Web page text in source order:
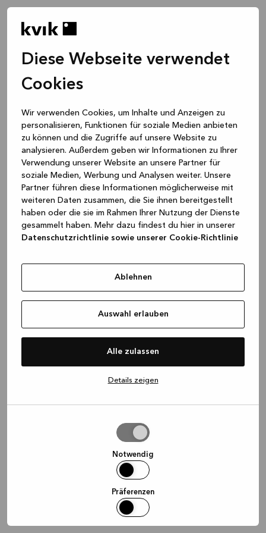
Diese Webseite verwendet
Cookies
Wir verwenden Cookies, um Inhalte und Anzeigen zu
personalisieren, Funktionen für soziale Medien anbieten
zu können und die Zugriffe auf unsere Website zu
analysieren. Außerdem geben wir Informationen zu Ihrer
Verwendung unserer Website an unsere Partner für
soziale Medien, Werbung und Analysen weiter. Unsere
Partner führen diese Informationen möglicherweise mit
weiteren Daten zusammen, die Sie ihnen bereitgestellt
haben oder die sie im Rahmen Ihrer Nutzung der Dienste
gesammelt haben. Mehr dazu findest du hier in unserer
Datenschutzrichtlinie sowie unserer Cookie-Richtlinie
Ablehnen
Auswahl erlauben
Alle zulassen
Details zeigen
Notwendig
Präferenzen
loadingwww.kvik.de (see the browser console for more
information)